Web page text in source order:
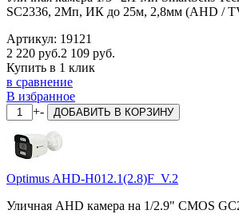
SC2336, 2Мп, ИК до 25м, 2,8мм (AHD /
Артикул: 19121
2 220 руб.2 109 руб.
Купить в 1 клик
в сравнение
В избранное
+- ДОБАВИТЬ В КОРЗИНУ
Optimus AHD-H012.1(2.8)F_V.2
Уличная AHD камера на 1/2.9" CMOS